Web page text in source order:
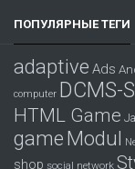
ПОПУЛЯРНЫЕ ТЕГИ
adaptive Ads
computer DCMS-
HTML Game
gameModul
shop social network